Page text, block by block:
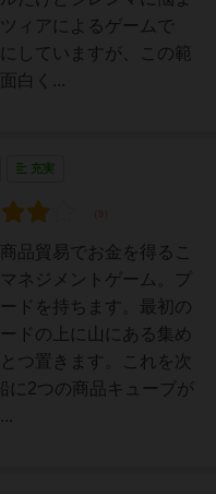
ィアによるゲームで
していますが、この範
白く...
充実
品貿易でお金を得るこ
ネジメントゲーム。プ
ドを持ちます。最初の
ドの上に山にある集め
つ置きます。これを次
に2つの商品キューブが